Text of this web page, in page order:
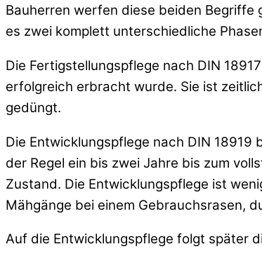
Bauherren werfen diese beiden Begriffe
es zwei komplett unterschiedliche
Die Fertigstellungspflege nach DIN
erfolgreich erbracht wurde. Sie ist
gedüngt.
Die Entwicklungspflege nach DIN
der Regel ein bis zwei Jahre bis zum
Zustand. Die Entwicklungspflege ist
Mähgänge bei einem Gebrauchsrasen,
Auf die Entwicklungspflege folgt später